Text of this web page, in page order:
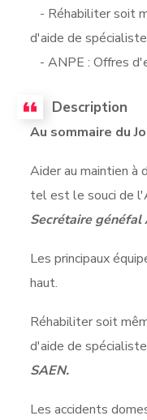
- Réhabiliter soit
d'aide de
- ANPE : Offres
Description
Au sommaire du
Aider au maintien à
tel est le souci de
Secrétaire généfal
Les principaux
haut.
Réhabiliter soit
d'aide de
SAEN.
Les accidents